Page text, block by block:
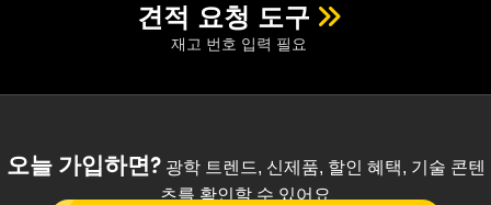
견적 요청 도구
재고 번호 입력 필요
오늘 가입하면?광학 트렌드, 신제품, 할인 혜택, 기술 콘텐
츠를 확인할 수 있어요